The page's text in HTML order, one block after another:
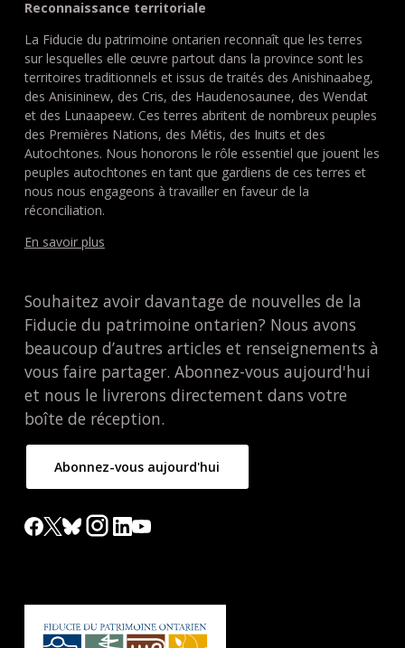
Reconnaissance territoriale
La Fiducie du patrimoine ontarien reconnaît que les terres
sur lesquelles elle œuvre partout dans la province sont les
territoires traditionnels et issus de traités des Anishinaabeg,
des Anisininew, des Cris, des Haudenosaunee, des Wendat
et des Lunaapeew. Ces terres abritent de nombreux peuples
des Premières Nations, des Métis, des Inuits et des
Autochtones. Nous honorons le rôle essentiel que jouent les
peuples autochtones en tant que gardiens de ces terres et
nous nous engageons à travailler en faveur de la
réconciliation.
En savoir plus
Souhaitez avoir davantage de nouvelles de la
Fiducie du patrimoine ontarien? Nous avons
beaucoup d’autres articles et renseignements à
vous faire partager. Abonnez-vous aujourd'hui
et nous le livrerons directement dans votre
boîte de réception.
Abonnez-vous aujourd'hui